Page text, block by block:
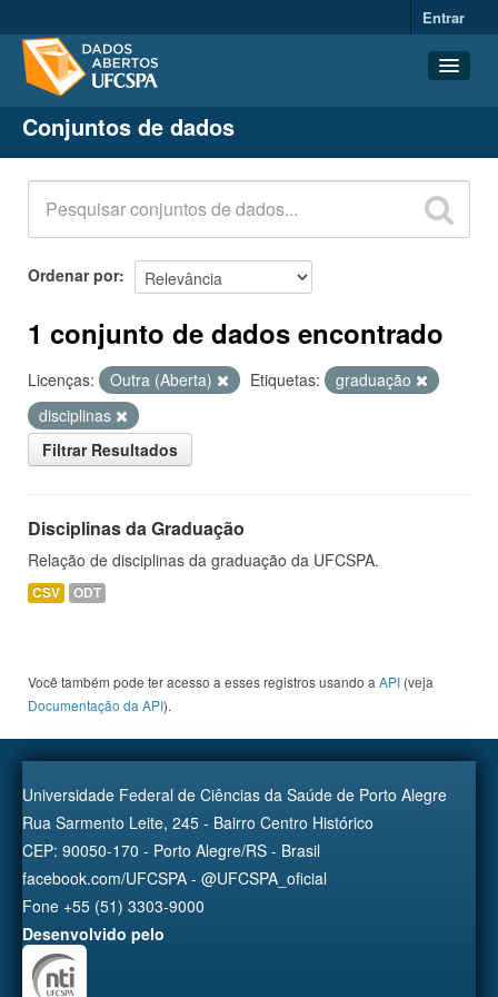
Entrar
Conjuntos de dados
Organizações
Grupos
Sobre
Conjuntos de dados
Ordenar por
1 conjunto de dados encontrado
Licenças: Outra (Aberta) Etiquetas:
graduação
disciplinas
Filtrar Resultados
Disciplinas da Graduação
Relação de disciplinas da graduação da UFCSPA.
CSV ODT
Você também pode ter acesso a esses registros usando a API (veja
Documentação da API).
Universidade Federal de Ciências da Saúde de Porto Alegre
Rua Sarmento Leite, 245 - Bairro Centro Histórico
CEP: 90050-170 - Porto Alegre/RS - Brasil
facebook.com/UFCSPA - @UFCSPA_oficial
Fone +55 (51) 3303-9000
Desenvolvido pelo